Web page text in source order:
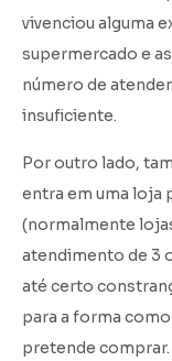
vivenciou alguma
supermercado e
número de
insuficiente.
Por outro lado,
entra em uma loja
(normalmente
atendimento de 3
até certo
para a forma
pretende comprar.